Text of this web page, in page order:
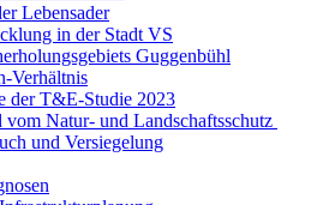
Lebensader
in der Stadt VS
Guggenbühl
Verhältnis
der T&E-Studie 2023
vom Natur- und Landschaftsschutz
und Versiegelung